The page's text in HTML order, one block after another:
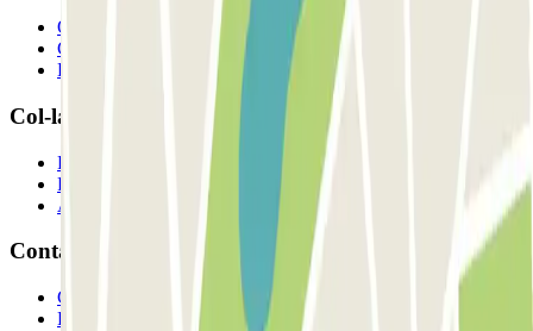
Qui som
Com funciona?
Els nostres pàrquings
Col-laborem?
Professionals
Proveïdor de pàrquing
Afiliat
Contacte
Contacta'ns
FAQ